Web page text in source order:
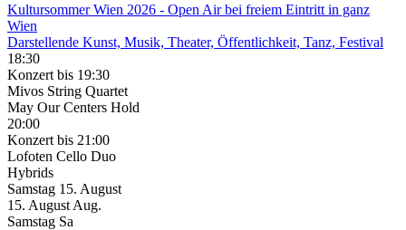
Kultursommer Wien 2026 - Open Air bei freiem Eintritt in ganz
Wien
Darstellende Kunst, Musik, Theater, Öffentlichkeit, Tanz, Festival
18:30
Konzert bis 19:30
Mivos String Quartet
May Our Centers Hold
20:00
Konzert bis 21:00
Lofoten Cello Duo
Hybrids
Samstag 15. August
15. August Aug.
Samstag Sa